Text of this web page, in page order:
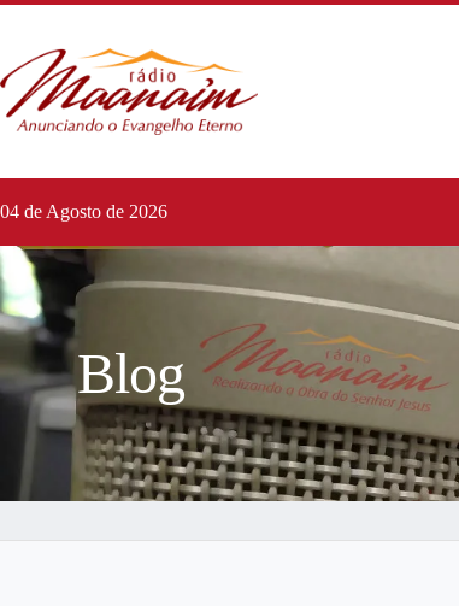
04 de Agosto de 2026
Blog